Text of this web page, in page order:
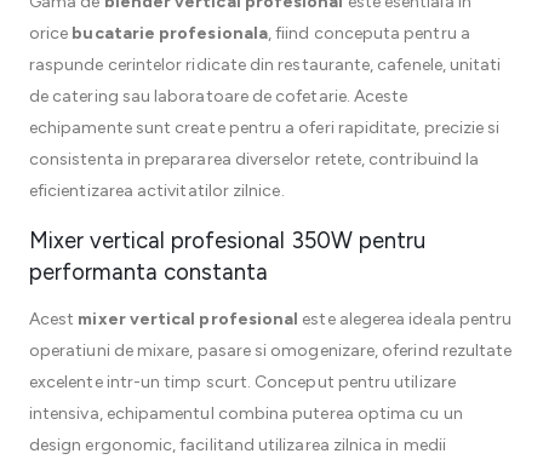
orice bucatarie profesionala, fiind conceputa pentru a
raspunde cerintelor ridicate din restaurante, cafenele, unitati
de catering sau laboratoare de cofetarie. Aceste
echipamente sunt create pentru a oferi rapiditate, precizie si
consistenta in prepararea diverselor retete, contribuind la
eficientizarea activitatilor zilnice.
Mixer vertical profesional 350W pentru
performanta constanta
Acest mixer vertical profesional este alegerea ideala pentru
operatiuni de mixare, pasare si omogenizare, oferind rezultate
excelente intr-un timp scurt. Conceput pentru utilizare
intensiva, echipamentul combina puterea optima cu un
design ergonomic, facilitand utilizarea zilnica in medii